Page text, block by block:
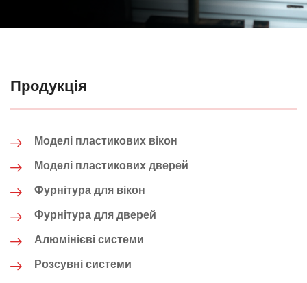
Продукція
Моделі пластикових вікон
Моделі пластикових дверей
Фурнітура для вікон
Фурнітура для дверей
Алюмінієві системи
Розсувні системи